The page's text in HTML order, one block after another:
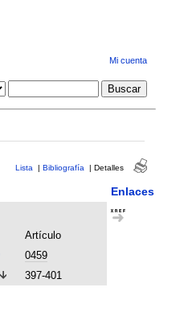
Mi cuenta
Lista | Bibliografía | Detalles
Enlaces
Artículo
0459
397-401